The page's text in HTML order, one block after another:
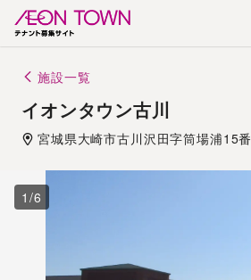
施設一覧
イオンタウン古川
宮城県大崎市古川沢田字筒場浦15番
1 /6